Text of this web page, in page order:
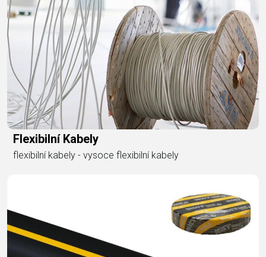
Flexibilní Kabely
flexibilní kabely - vysoce flexibilní kabely